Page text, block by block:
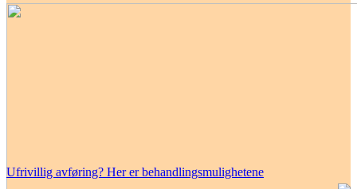
Ufrivillig avføring? Her er behandlingsmulighetene